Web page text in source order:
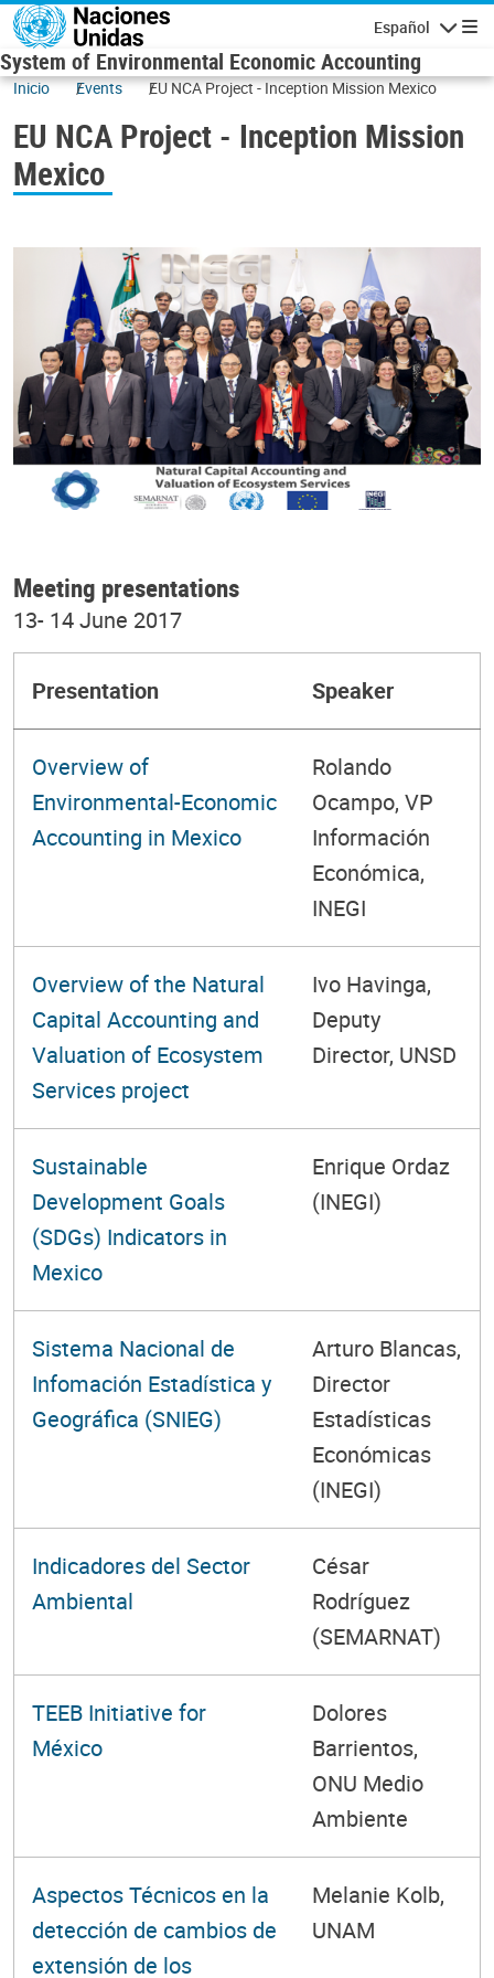
Skip to main content
Español
System of Environmental Economic Accounting
Inicio Events EU NCA Project - Inception Mission Mexico
EU NCA Project - Inception Mission
Mexico
Meeting presentations
13- 14 June 2017
Presentation Speaker
Overview of
Environmental-Economic
Accounting in Mexico
Rolando
Ocampo, VP
Información
Económica,
INEGI
Overview of the Natural
Capital Accounting and
Valuation of Ecosystem
Services project
Ivo Havinga,
Deputy
Director, UNSD
Sustainable
Development Goals
(SDGs) Indicators in
Mexico
Enrique Ordaz
(INEGI)
Sistema Nacional de
Infomación Estadística y
Geográfica (SNIEG)
Arturo Blancas,
Director
Estadísticas
Económicas
(INEGI)
Indicadores del Sector
Ambiental
César
Rodríguez
(SEMARNAT)
TEEB Initiative for
México
Dolores
Barrientos,
ONU Medio
Ambiente
Aspectos Técnicos en la
detección de cambios de
extensión de los
Melanie Kolb,
UNAM